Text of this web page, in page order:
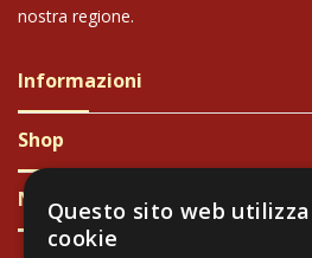
nostra regione.
Informazioni
Shop
Newsletter
Questo sito web utilizza
cookie